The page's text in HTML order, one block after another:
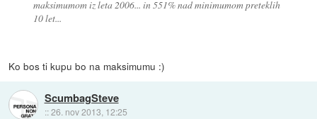
maksimumom iz leta 2006... in 551% nad minimumom preteklih
10 let...
Ko bos ti kupu bo na maksimumu :)
ScumbagSteve
::26. nov 2013, 12:25